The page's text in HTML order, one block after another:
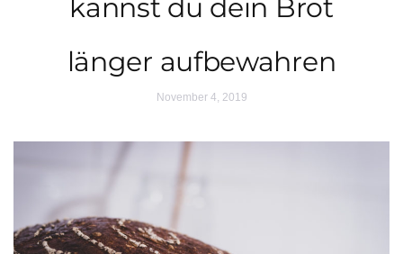
kannst du dein Brot
länger aufbewahren
November 4, 2019